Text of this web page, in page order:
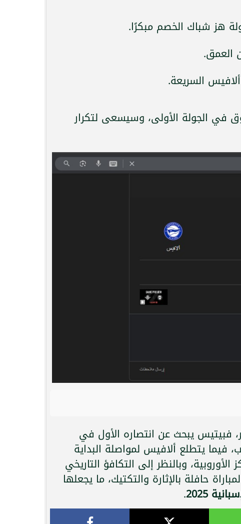
هز شباك الخصم مبكرًا.
العمق.
السريعة.
في الجولة الأولى، وسيسعى لتكرار
فبيتيس يبحث عن انتصاره الأول في
يتطلع ألافيس لمواصلة البداية
وبالنظر إلى التكافؤ التاريخي
حافلة بالإثارة والتكتيك، ما يجعلها
2025
.